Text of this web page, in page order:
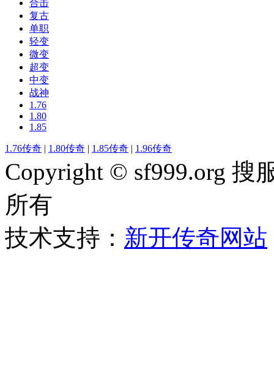
合击
复古
单职
轻变
微变
超变
中变
战神
1.76
1.80
1.85
1.76传奇 | 1.80传奇 | 1.85传奇 | 1.96传奇
Copyright © sf999.org 搜
所有
技术支持： 新开传奇网站